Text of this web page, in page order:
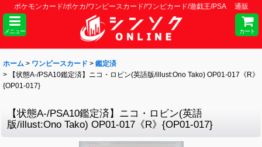
ポケモンカード/ポケカ/ワンピースカード/ワンピカード/遊戯王/PSA 通販
メニュー カート
ホーム > ワンピースカード > 鑑定済
>
【状態A-/PSA10鑑定済】ニコ・ロビン(英語版/illust:Ono Tako) OP01-017《R》
{OP01-017}
【状態A-/PSA10鑑定済】ニコ・ロビン(英語
版/illust:Ono Tako) OP01-017《R》{OP01-017}